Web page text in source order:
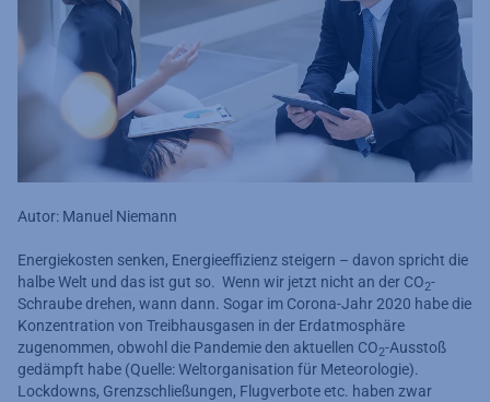
Autor: Manuel Niemann
Energiekosten senken, Energieeffizienz steigern – davon spricht die
halbe Welt und das ist gut so. Wenn wir jetzt nicht an der CO2-
Schraube drehen, wann dann. Sogar im Corona-Jahr 2020 habe die
Konzentration von Treibhausgasen in der Erdatmosphäre
zugenommen, obwohl die Pandemie den aktuellen CO2-Ausstoß
gedämpft habe (Quelle: Weltorganisation für Meteorologie).
Lockdowns, Grenzschließungen, Flugverbote etc. haben zwar